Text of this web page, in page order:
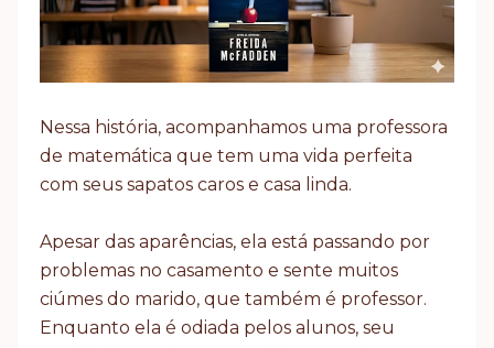
Nessa história, acompanhamos uma professora
de matemática que tem uma vida perfeita
com seus sapatos caros e casa linda.
Apesar das aparências, ela está passando por
problemas no casamento e sente muitos
ciúmes do marido, que também é professor.
Enquanto ela é odiada pelos alunos, seu